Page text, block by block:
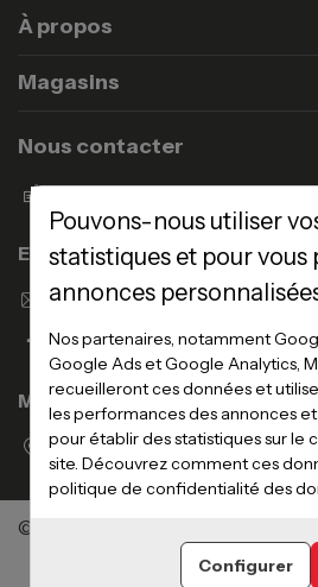
À propos
Magasins
Nous contacter
Formulaire de contact
Enseigne Atlas Home
Envoyer un email
Magasins
Voir la liste des magasins
©Meubles Atlas / Atlas Newco
Pouvons-nous utiliser
statistiques et pour vous
annonces
Nos partenaires, notamment
Google Ads et Google Analytics,
recueilleront ces données et
les performances des annonces
pour établir des statistiques sur le
site. Découvrez comment ces
politique de confidentialité des
Configurer